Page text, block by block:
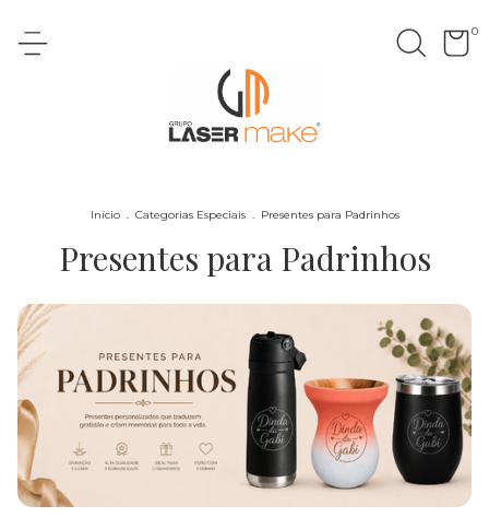
0
Início . Categorias Especiais . Presentes para Padrinhos
Presentes para Padrinhos